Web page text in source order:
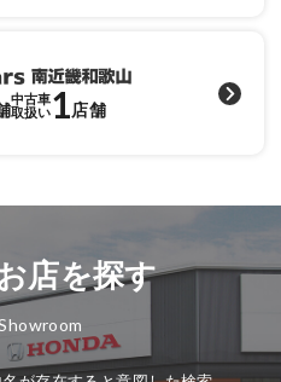
中古車
取扱い1店舗
店を探す